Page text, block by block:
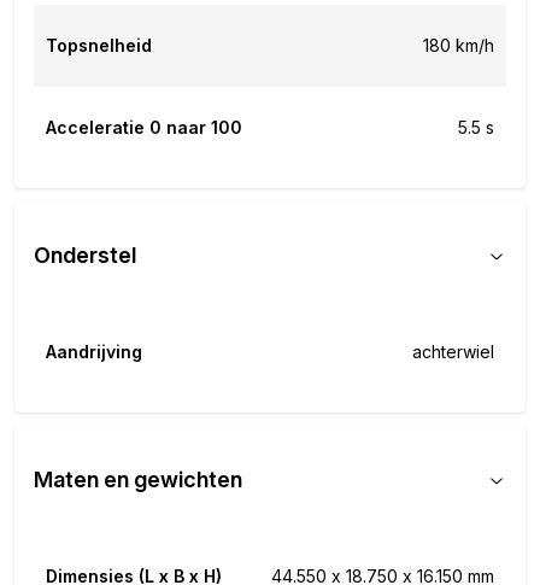
Topsnelheid 180 km/h
Acceleratie 0 naar 100 5.5 s
Onderstel
Aandrijving achterwiel
Maten en gewichten
Dimensies (L x B x H) 44.550 x 18.750 x 16.150 mm